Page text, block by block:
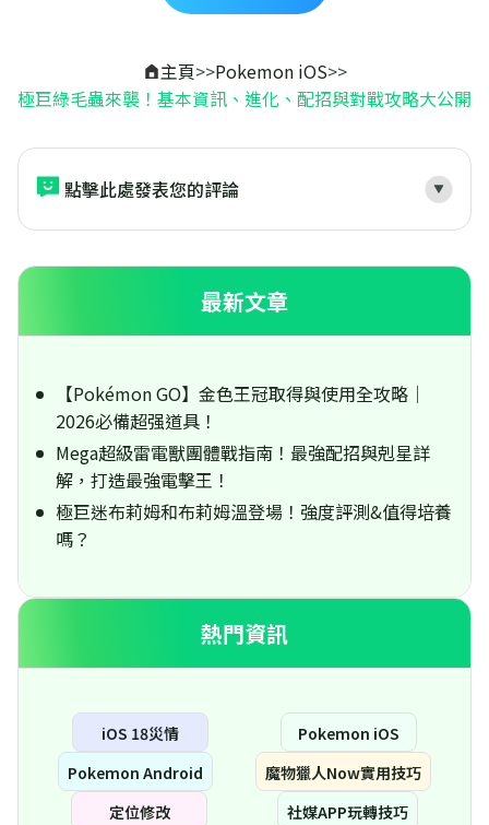
主頁>>Pokemon iOS>>
極巨綠毛蟲來襲！基本資訊、進化、配招與對戰攻略大公開
點擊此處發表您的評論
最新文章
【Pokémon GO】金色王冠取得與使用全攻略｜
2026必備超强道具！
Mega超級雷電獸團體戰指南！最強配招與剋星詳
解，打造最強電擊王！
極巨迷布莉姆和布莉姆溫登場！強度評測&值得培養
嗎？
熱門資訊
iOS 18災情
Pokemon iOS
Pokemon Android
魔物獵人Now實用技巧
定位修改
社媒APP玩轉技巧